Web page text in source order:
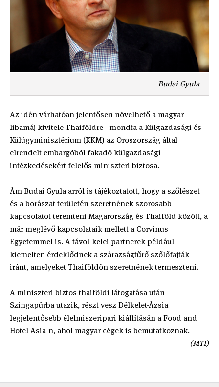
Budai Gyula
Az idén várhatóan jelentősen növelhető a magyar
libamáj kivitele Thaiföldre - mondta a Külgazdasági és
Külügyminisztérium (KKM) az Oroszország által
elrendelt embargóból fakadó külgazdasági
intézkedésekért felelős miniszteri biztosa.
Ám Budai Gyula arról is tájékoztatott, hogy a szőlészet
és a borászat területén szeretnének szorosabb
kapcsolatot teremteni Magarország és Thaiföld között, a
már meglévő kapcsolataik mellett a Corvinus
Egyetemmel is. A távol-kelei partnerek például
kiemelten érdeklődnek a szárazságtűrő szőlőfajták
iránt, amelyeket Thaiföldön szeretnének termeszteni.
A miniszteri biztos thaiföldi látogatása után
Szingapúrba utazik, részt vesz Délkelet-Ázsia
legjelentősebb élelmiszeripari kiállításán a Food and
Hotel Asia-n, ahol magyar cégek is bemutatkoznak.
(MTI)